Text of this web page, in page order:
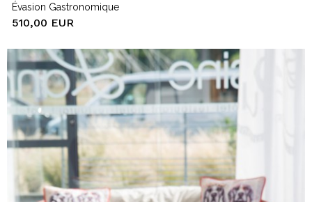
Évasion Gastronomique
510,00 EUR